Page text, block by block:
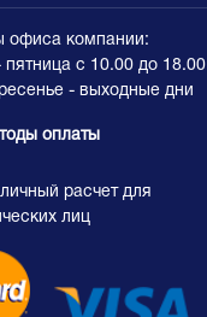
офиса компании:
пятница с 10.00 до 18.00
- выходные дни
оплаты
расчет для
лиц